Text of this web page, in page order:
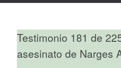
Testimonio 181 de
asesinato de Narges